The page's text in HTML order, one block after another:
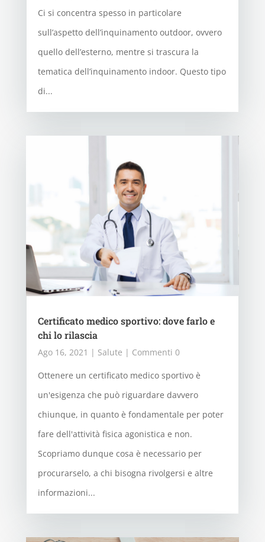
Ci si concentra spesso in particolare
sull’aspetto dell’inquinamento outdoor, ovvero
quello dell’esterno, mentre si trascura la
tematica dell’inquinamento indoor. Questo tipo
di...
Certificato medico sportivo: dove farlo e
chi lo rilascia
Ago 16, 2021 | Salute | Commenti 0
Ottenere un certificato medico sportivo è
un'esigenza che può riguardare davvero
chiunque, in quanto è fondamentale per poter
fare dell'attività fisica agonistica e non.
Scopriamo dunque cosa è necessario per
procurarselo, a chi bisogna rivolgersi e altre
informazioni...